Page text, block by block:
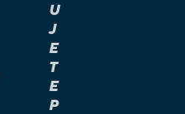
U
J
E
T
E
P